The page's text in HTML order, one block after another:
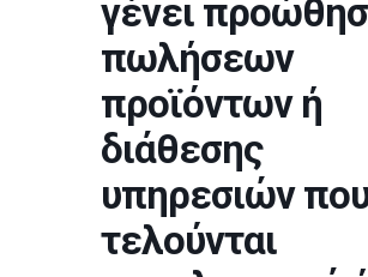
γένει
πωλήσεων
προϊόντων ή
διάθεσης
υπηρεσιών
τελούνται